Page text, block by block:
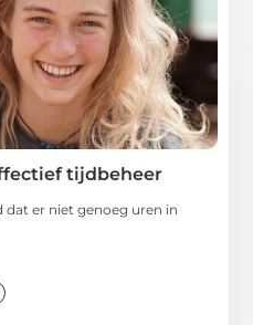
tijdbeheer
dat er niet genoeg uren in